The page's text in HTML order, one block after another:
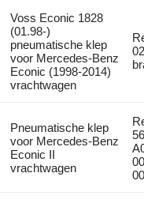
Voss Econic 1828
(01.98-)
pneumatische klep
voor Mercedes-Benz
Econic (1998-2014)
vrachtwagen
Pneumatische klep
voor Mercedes-Benz
Econic II
vrachtwagen